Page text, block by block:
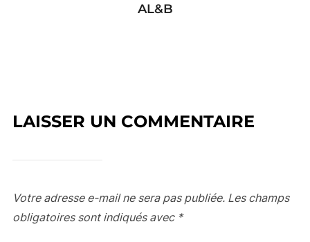
AL&B
LAISSER UN COMMENTAIRE
Votre adresse e-mail ne sera pas publiée. Les champs
obligatoires sont indiqués avec *